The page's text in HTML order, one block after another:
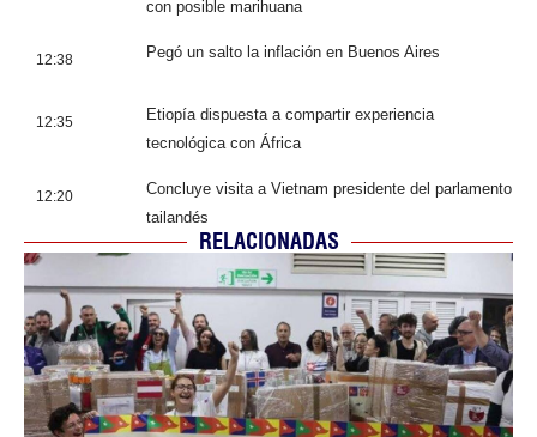
con posible marihuana
12:38 Pegó un salto la inflación en Buenos Aires
12:35
Etiopía dispuesta a compartir experiencia
tecnológica con África
12:20
Concluye visita a Vietnam presidente del parlamento
tailandés
RELACIONADAS